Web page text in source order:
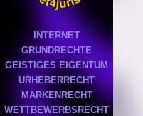
INTERNET
GRUNDRECHTE
GEISTIGES EIGENTUM
URHEBERRECHT
MARKENRECHT
WETTBEWERBSRECHT